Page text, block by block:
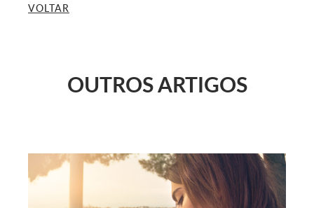
VOLTAR
OUTROS ARTIGOS